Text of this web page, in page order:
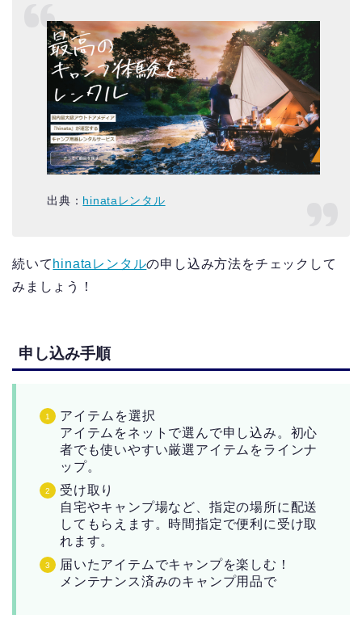
出典： hinataレンタル
続いて hinataレンタルの申し込み方法をチェックして
みましょう！
申し込み手順
アイテムを選択
アイテムをネットで選んで申し込み。初心
者でも使いやすい厳選アイテムをラインナ
ップ。
受け取り
自宅やキャンプ場など、指定の場所に配送
してもらえます。時間指定で便利に受け取
れます。
届いたアイテムでキャンプを楽しむ！
メンテナンス済みのキャンプ用品で